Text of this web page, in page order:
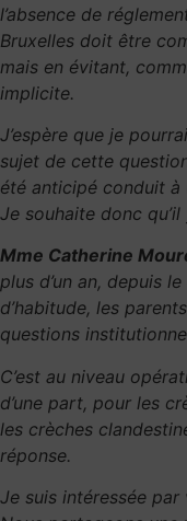
l’absence de
Bruxelles doit être
mais en évitant,
implicite.
J’espère que je
sujet de cette
été anticipé conduit à
Je souhaite donc
Mme Catherine
plus d’un an, depuis
d’habitude, les
questions
C’est au niveau
d’une part, pour les
les crèches
réponse.
Je suis intéressée